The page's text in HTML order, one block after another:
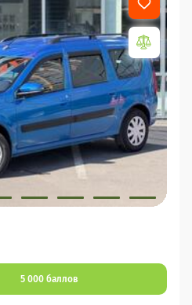
5 000 баллов